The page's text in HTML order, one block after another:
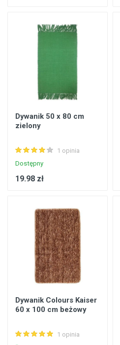
Dywanik 50 x 80 cm
zielony
1 opinia
Dostępny
19.98 zł
Dywanik Colours Kaiser
60 x 100 cm beżowy
1 opinia